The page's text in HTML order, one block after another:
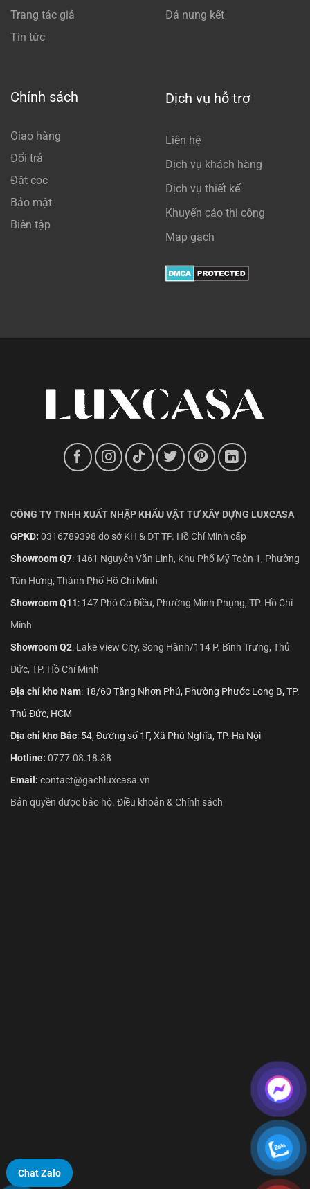
Trang tác giả
Tin tức
Đá nung kết
Chính sách
Giao hàng
Đổi trả
Đặt cọc
Bảo mật
Biên tập
Dịch vụ hỗ trợ
Liên hệ
Dịch vụ khách hàng
Dịch vụ thiết kế
Khuyến cáo thi công
Map gạch
CÔNG TY TNHH XUẤT NHẬP KHẨU VẬT TƯ XÂY DỰNG LUXCASA
GPKD: 0316789398 do sở KH & ĐT TP. Hồ Chí Minh cấp
Showroom Q7: 1461 Nguyễn Văn Linh, Khu Phố Mỹ Toàn 1, Phường
Tân Hưng, Thành Phố Hồ Chí Minh
Showroom Q11: 147 Phó Cơ Điều, Phường Minh Phụng, TP. Hồ Chí
Minh
Showroom Q2: Lake View City, Song Hành/114 P. Bình Trưng, Thủ
Đức, TP. Hồ Chí Minh
Địa chỉ kho Nam: 18/60 Tăng Nhơn Phú, Phường Phước Long B, TP.
Thủ Đức, HCM
Địa chỉ kho Bắc: 54, Đường số 1F, Xã Phú Nghĩa, TP. Hà Nội
Hotline: 0777.08.18.38
Email: contact@gachluxcasa.vn
Bản quyền được bảo hộ. Điều khoản & Chính sách
Chat Zalo